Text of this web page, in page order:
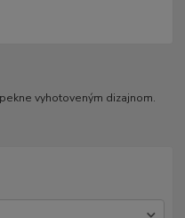
vyhotoveným dizajnom.